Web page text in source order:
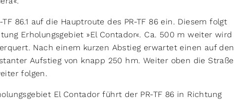
86.1 auf die Hauptroute des PR-TF 86 ein. Diesem folgt
Erholungsgebiet »El Contador«. Ca. 500 m weiter wird
Nach einem kurzen Abstieg erwartet einen auf den
Aufstieg von knapp 250 hm. Weiter oben die Straße
folgen.
El Contador führt der PR-TF 86 in Richtung